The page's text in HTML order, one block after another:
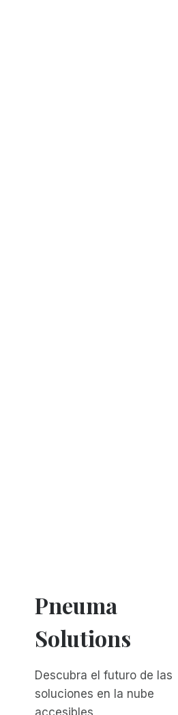
Pneuma
Solutions
Descubra el futuro de las
soluciones en la nube